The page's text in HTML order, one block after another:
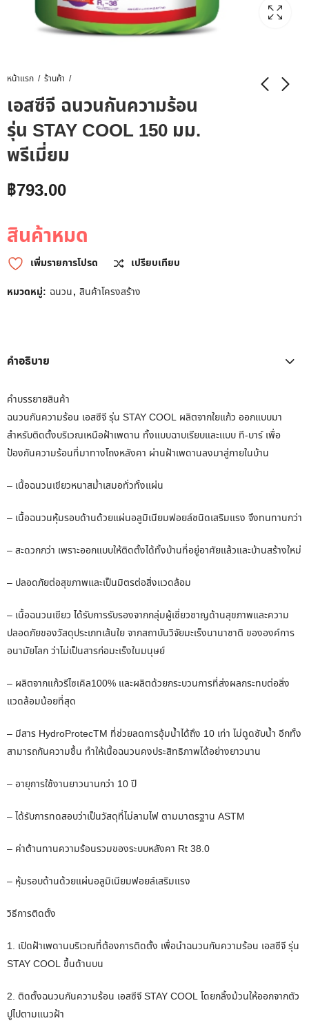
หน้าแรก ร้านค้า
เอสซีจี ฉนวนกันความร้อน
รุ่น STAY COOL 150 มม.
พรีเมี่ยม
฿793.00
สินค้าหมด
เพิ่มรายการโปรด
เปรียบเทียบ
หมวดหมู่: ฉนวน, สินค้าโครงสร้าง
คำอธิบาย
คำบรรยายสินค้า
ฉนวนกันความร้อน เอสซีจี รุ่น STAY COOL ผลิตจากใยแก้ว ออกแบบมา
สำหรับติดตั้งบริเวณเหนือฝ้าเพดาน ทั้งแบบฉาบเรียบและแบบ ที-บาร์ เพื่อ
ป้องกันความร้อนที่มาทางโถงหลังคา ผ่านฝ้าเพดานลงมาสู่ภายในบ้าน
– เนื้อฉนวนเขียวหนาสม่ำเสมอทั่วทั้งแผ่น
– เนื้อฉนวนหุ้มรอบด้านด้วยแผ่นอลูมิเนียมฟอยล์ชนิดเสริมแรง จึงทนทานกว่า
– สะดวกกว่า เพราะออกแบบให้ติดตั้งได้ทั้งบ้านที่อยู่อาศัยแล้วและบ้านสร้างใหม่
– ปลอดภัยต่อสุขภาพและเป็นมิตรต่อสิ่งแวดล้อม
– เนื้อฉนวนเขียว ได้รับการรับรองจากกลุ่มผู้เชี่ยวชาญด้านสุขภาพและความ
ปลอดภัยของวัสดุประเภทเส้นใย จากสถาบันวิจัยมะเร็งนานาชาติ ขององค์การ
อนามัยโลก ว่าไม่เป็นสารก่อมะเร็งในมนุษย์
– ผลิตจากแก้วรีไซเคิล100% และผลิตด้วยกระบวนการที่ส่งผลกระทบต่อสิ่ง
แวดล้อมน้อยที่สุด
– มีสาร HydroProtecTM ที่ช่วยลดการอุ้มน้ำได้ถึง 10 เท่า ไม่ดูดซับน้ำ อีกทั้ง
สามารถกันความชื้น ทำให้เนื้อฉนวนคงประสิทธิภาพได้อย่างยาวนาน
– อายุการใช้งานยาวนานกว่า 10 ปี
– ได้รับการทดสอบว่าเป็นวัสดุที่ไม่ลามไฟ ตามมาตรฐาน ASTM
– ค่าต้านทานความร้อนรวมของระบบหลังคา Rt 38.0
– หุ้มรอบด้านด้วยแผ่นอลูมิเนียมฟอยล์เสริมแรง
วิธีการติดตั้ง
1. เปิดฝ้าเพดานบริเวณที่ต้องการติดตั้ง เพื่อนำฉนวนกันความร้อน เอสซีจี รุ่น
STAY COOL ขึ้นด้านบน
2. ติดตั้งฉนวนกันความร้อน เอสซีจี STAY COOL โดยกลิ้งม้วนให้ออกจากตัว
ปูไปตามแนวฝ้า